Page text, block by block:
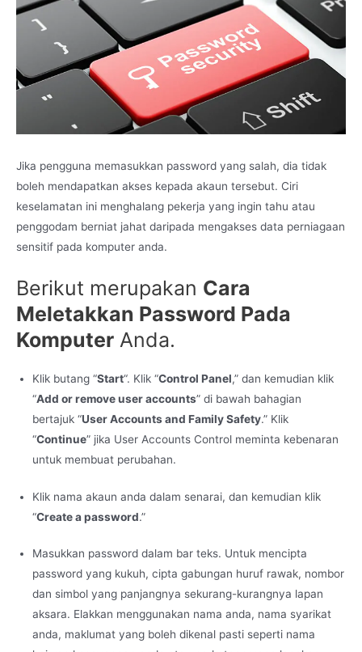
Jika pengguna memasukkan password yang salah, dia tidak
boleh mendapatkan akses kepada akaun tersebut. Ciri
keselamatan ini menghalang pekerja yang ingin tahu atau
penggodam berniat jahat daripada mengakses data perniagaan
sensitif pada komputer anda.
Berikut merupakan Cara
Meletakkan Password Pada
Komputer Anda.
Klik butang “Start“. Klik “Control Panel,” dan kemudian klik
“Add or remove user accounts” di bawah bahagian
bertajuk “User Accounts and Family Safety.” Klik
“Continue” jika User Accounts Control meminta kebenaran
untuk membuat perubahan.
Klik nama akaun anda dalam senarai, dan kemudian klik
“Create a password.”
Masukkan password dalam bar teks. Untuk mencipta
password yang kukuh, cipta gabungan huruf rawak, nombor
dan simbol yang panjangnya sekurang-kurangnya lapan
aksara. Elakkan menggunakan nama anda, nama syarikat
anda, maklumat yang boleh dikenal pasti seperti nama